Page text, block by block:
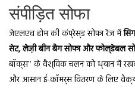
संपीड़ित सोफा
जेएलएच होम की कंप्रेस्ड सोफा रेंज में
सेट, लेज़ी बीन बैग सोफा और फोल्डेबल
बॉक्स" के वैश्विक चलन को ध्यान में
और आसान ई-कॉमर्स वितरण के लिए